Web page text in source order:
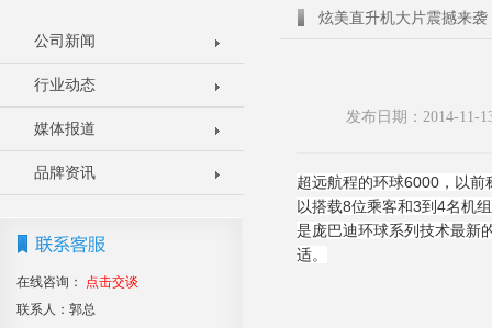
公司新闻
行业动态
媒体报道
品牌资讯
在线咨询：
点击交谈
联系人：郭总
炫美直升机大片震撼来袭
发布日期：2014-11-
超远航程的环球6000，以
以搭载8位乘客和3到4名机
是庞巴迪环球系列技术最新
适。